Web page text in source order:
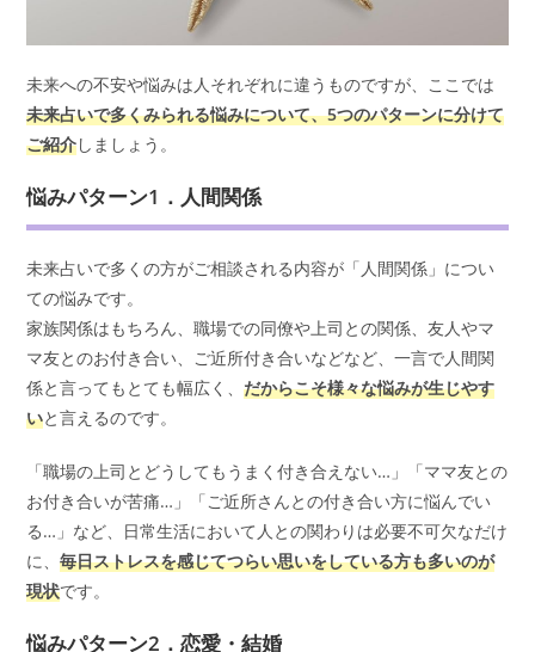
未来への不安や悩みは人それぞれに違うものですが、ここでは
未来占いで多くみられる悩みについて、5つのパターンに分けて
ご紹介しましょう。
悩みパターン1．人間関係
未来占いで多くの方がご相談される内容が「人間関係」につい
ての悩みです。
家族関係はもちろん、職場での同僚や上司との関係、友人やマ
マ友とのお付き合い、ご近所付き合いなどなど、一言で人間関
係と言ってもとても幅広く、だからこそ様々な悩みが生じやす
いと言えるのです。
「職場の上司とどうしてもうまく付き合えない…」「ママ友との
お付き合いが苦痛…」「ご近所さんとの付き合い方に悩んでい
る…」など、日常生活において人との関わりは必要不可欠なだけ
に、毎日ストレスを感じてつらい思いをしている方も多いのが
現状です。
悩みパターン2．恋愛・結婚